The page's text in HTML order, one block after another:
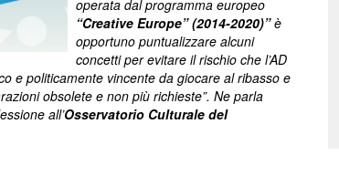
operata dal programma europeo
“Creative Europe” (2014-2020)”è
opportuno puntualizzare alcuni
concetti per evitare il rischio che l’AD
e politicamente vincente da giocare al ribasso e
obsolete e non più richieste”. Ne parla
all’Osservatorio Culturale del